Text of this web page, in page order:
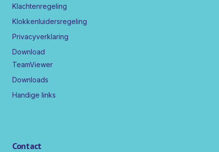
Klachtenregeling
Klokkenluidersregeling
Privacyverklaring
Download
TeamViewer
Downloads
Handige links
Contact